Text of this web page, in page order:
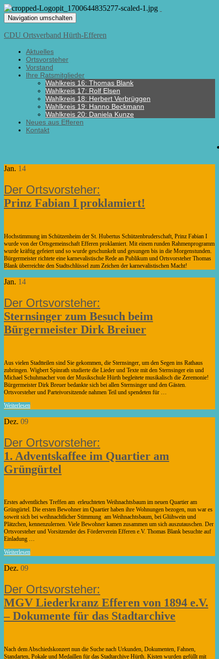
Navigation umschalten
CDU Ortsverband Hürth-Efferen
Aktuelles
Ortsvorsteher
Vorstand
Ihre Ratsmitglieder
Wahlkreis 16: Thomas Blank
Wahlkreis 17: Rolf Elsen
Wahlkreis 18: Herbert Verbrüggen
Wahlkreis 19: Hanno Beckmann
Wahlkreis 20: Daniela Kunze
Neues aus Efferen
Kontakt
Jan. 14
Prinz Fabian I proklamiert!
Hochstimmung im Schützenheim der St. Hubertus Schützenbruderschaft, Prinz Fabian I
wurde von der Ortsgemeinschaft Efferen proklamiert. Mit einem runden Rahmenprogramm
wurde kräftig gefeiert und so wurde geschunkelt und gesungen bis in die Morgenstunden.
Bürgermeister richtete eine karnevalistische Rede an Publikum und Ortsvorsteher Thomas
Blank überreichte den Stadtschlüssel zum Zeichen der karnevalistischen Macht!
Jan. 14
Sternsinger zum Besuch beim
Bürgermeister Dirk Breiuer
Aus vielen Stadtteilen sind Sie gekommen, die Sternsinger, um den Segen ins Rathaus
zubringen. Wigbert Spinrath studierte die Lieder und Texte mit den Sternsinger ein und
Michael Schuhmacher von der Musikschule Hürth begleitete musikalisch die Zeremonie!
Bürgermeister Dirk Breuer bedankte sich bei allen Sternsinger und den Gästen.
Ortsvorsteher und Parteivorsitzende nahmen Teil und spendeten für …
Weiterlesen
Dez. 09
1. Adventskaffee im Quartier am
Grüngürtel
Erstes adventliches Treffen am erleuchteten Weihnachtsbaum im neuen Quartier am
Grüngürtel. Die ersten Bewohner im Quartier haben ihre Wohnungen bezogen, nun war es
soweit sich bei weihnachtlicher Stimmung am Weihnachtsbaum, bei Glühwein und
Plätzchen, kennenzulernen. Viele Bewohner kamen zusammen um sich auszutauschen. Der
Ortsvorsteher und Vorsitzender des Förderverein Efferen e.V. Thomas Blank besuchte auf
Einladung …
Weiterlesen
Dez. 09
MGV Liederkranz Efferen von 1894 e.V.
– Dokumente für das Stadtarchive
Nach dem Abschiedskonzert nun die Suche nach Urkunden, Dokumenten, Fahnen,
Standarten, Pokale und Medaillen für das Stadtarchive Hürth. Kisten wurden gefüllt mit